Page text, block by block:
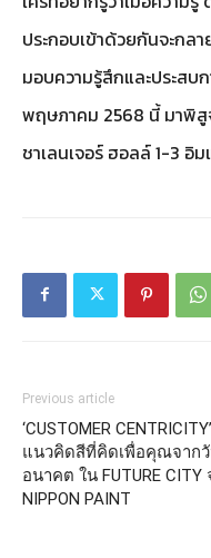
ประกอบเข้าด้วยกันจะกล
มอบความรู้สึกและประสบ
พฤษภาคม 2568 นี้ มาพิสู
ชาเลนเจอร์ ฮอลล์ 1-3 อิ
Previous article
‘CUSTOMER CENTRICITY’
แนวคิดสีที่คิดเพื่อคุณจาก
อนาคต ใน FUTURE CITY
NIPPON PAINT